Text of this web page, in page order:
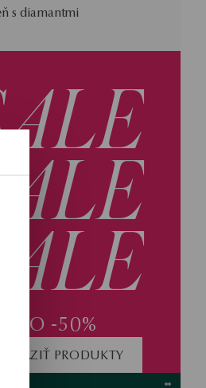
s diamantmi
SALE
DO -50%
PRODUKTY